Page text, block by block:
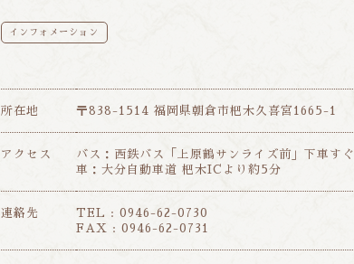
インフォメーション
所在地 〒838-1514 福岡県朝倉市杷木久喜宮1665-1
アクセス
バス：西鉄バス「上原鶴サンライズ前」下車すぐ
車：大分自動車道 杷木ICより約5分
連絡先
TEL : 0946-62-0730
FAX : 0946-62-0731